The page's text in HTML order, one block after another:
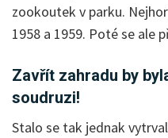
zookoutek v parku.
1958 a 1959. Poté se ale
Zavřít zahradu by
soudruzi!
Stalo se tak jednak